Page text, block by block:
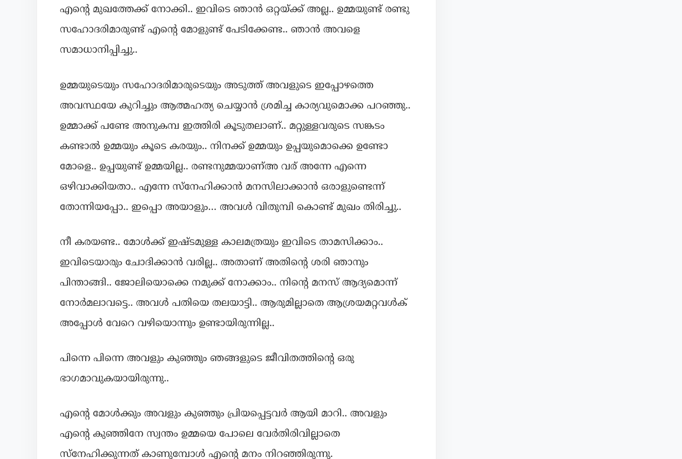
എന്റെ മുഖത്തേക്ക് നോക്കി.. ഇവിടെ ഞാൻ ഒറ്റയ്ക്ക് അല്ല.. ഉമ്മയുണ്ട് രണ്ടു
സഹോദരിമാരുണ്ട് എന്റെ മോളുണ്ട് പേടിക്കേണ്ട.. ഞാൻ അവളെ
സമാധാനിപ്പിച്ചു..
ഉമ്മയുടെയും സഹോദരിമാരുടെയും അടുത്ത് അവളുടെ ഇപ്പോഴത്തെ
അവസ്ഥയേ കുറിച്ചും ആത്മഹത്യ ചെയ്യാൻ ശ്രമിച്ച കാര്യവുമൊക്ക പറഞ്ഞു..
ഉമ്മാക്ക് പണ്ടേ അനുകമ്പ ഇത്തിരി കൂടുതലാണ്.. മറ്റുള്ളവരുടെ സങ്കടം
കണ്ടാൽ ഉമ്മയും കൂടെ കരയും.. നിനക്ക് ഉമ്മയും ഉപ്പയുമൊക്കെ ഉണ്ടോ
മോളെ.. ഉപ്പയുണ്ട് ഉമ്മയില്ല.. രണ്ടനുമ്മയാണ്അ വര് അന്നേ എന്നെ
ഒഴിവാക്കിയതാ.. എന്നേ സ്നേഹിക്കാൻ മനസിലാക്കാൻ ഒരാളുണ്ടെന്ന്
തോന്നിയപ്പോ.. ഇപ്പൊ അയാളും… അവൾ വിതുമ്പി കൊണ്ട് മുഖം തിരിച്ചു..
നീ കരയണ്ട.. മോൾക്ക്‌ ഇഷ്ടമുള്ള കാലമത്രയും ഇവിടെ താമസിക്കാം..
ഇവിടെയാരും ചോദിക്കാൻ വരില്ല.. അതാണ് അതിന്റെ ശരി ഞാനും
പിന്താങ്ങി.. ജോലിയൊക്കെ നമുക്ക് നോക്കാം.. നിന്റെ മനസ് ആദ്യമൊന്ന്
നോർമലാവട്ടെ.. അവൾ പതിയെ തലയാട്ടി.. ആരുമില്ലാതെ ആശ്രയമറ്റവൾക്
അപ്പോൾ വേറെ വഴിയൊന്നും ഉണ്ടായിരുന്നില്ല..
പിന്നെ പിന്നെ അവളും കുഞ്ഞും ഞങ്ങളുടെ ജീവിതത്തിന്റെ ഒരു
ഭാഗമാവുകയായിരുന്നു..
എന്റെ മോൾക്കും അവളും കുഞ്ഞും പ്രിയപ്പെട്ടവർ ആയി മാറി.. അവളും
എന്റെ കുഞ്ഞിനേ സ്വന്തം ഉമ്മയെ പോലെ വേർതിരിവില്ലാതെ
സ്നേഹിക്കുന്നത് കാണുമ്പോൾ എന്റെ മനം നിറഞ്ഞിരുന്നു.